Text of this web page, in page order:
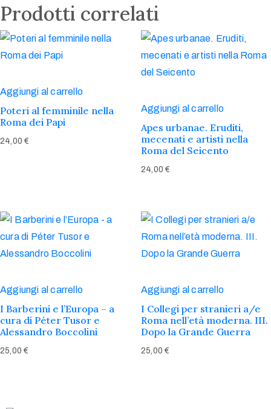
Prodotti correlati
Aggiungi al carrello
Poteri al femminile nella
Roma dei Papi
24,00€
Aggiungi al carrello
Apes urbanae. Eruditi,
mecenati e artisti nella
Roma del Seicento
24,00€
Aggiungi al carrello
I Barberini e l’Europa – a
cura di Péter Tusor e
Alessandro Boccolini
25,00€
Aggiungi al carrello
I Collegi per stranieri a/e
Roma nell’età moderna. III.
Dopo la Grande Guerra
25,00€